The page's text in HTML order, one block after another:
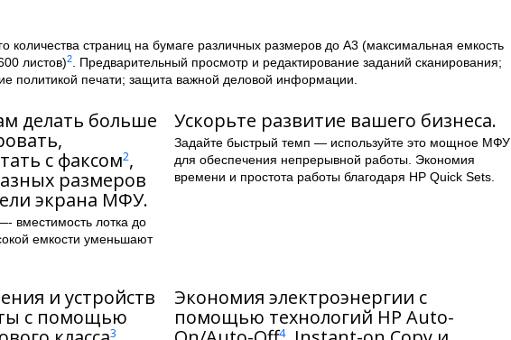
количества страниц на бумаге различных размеров до A3 (максимальная емкость
листов)2. Предварительный просмотр и редактирование заданий сканирования;
политикой печати; защита важной деловой информации.
делать больше
с факсом2,
размеров
экрана МФУ.
вместимость лотка до
емкости уменьшают
Ускорьте развитие вашего бизнеса.
Задайте быстрый темп — используйте это мощное МФУ
для обеспечения непрерывной работы. Экономия
времени и простота работы благодаря HP Quick Sets.
и устройств
с помощью
3
Экономия электроэнергии с
помощью технологий HP Auto-
4